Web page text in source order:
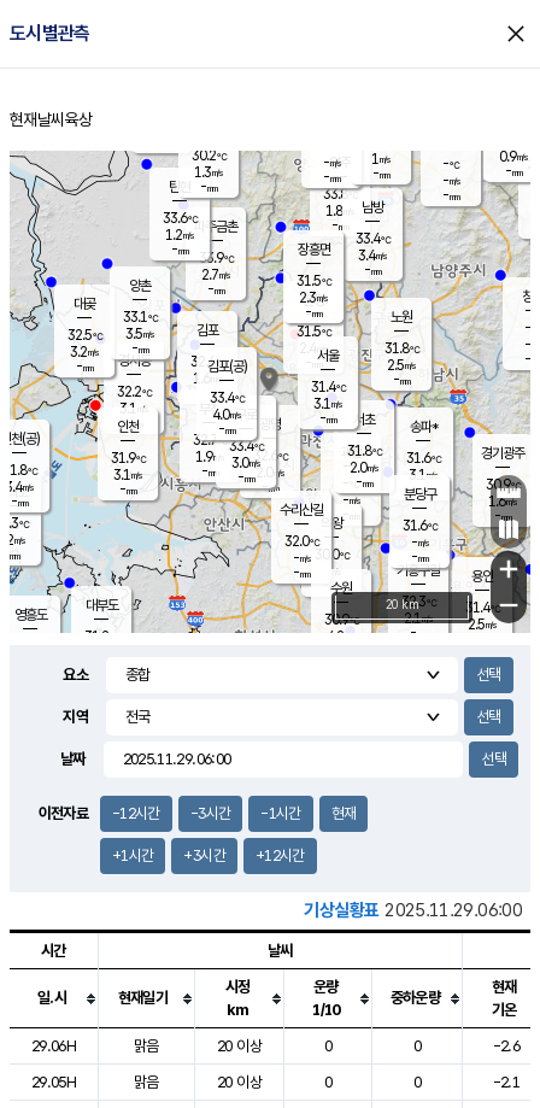
도시별관측 close
홈
현재날씨 육상
의도
℃
m/s
mm
영흥도
양주
33.8℃
1.8
-mm
과천
- ℃
-m/s
- mm
용인
31.4℃
2.5m/s
경기광주
30.9℃
1.6m/s
-mm
2.9m/s
대부도
31.2
경서동
32.2℃
3.1 m/s
-mm
파주금촌
33.9℃
2.7m/s
-mm
-℃
-m/s
-mm
대곶
32.5℃
3.2m/s
-mm
창
-
-m/
-
탄현
33.6℃
1.2m/s
-mm
0.9m/s
-mm
의왕
30.0℃
m/s
mm
김포
32.6℃
1.6 m/s
mm
광명
32.6 ℃
2.0 m/s
-mm
부천
32.7℃
1.9m/s
-mm
양촌
33.1℃
3.5m/s
-mm
구로
33.4℃
3.0m/s
-mm
은평
31.5℃
2.4 m/s
- mm
노원
31.8℃
2.5m/s
-mm
송파*
31.6℃
3.1 m/s
-mm
서초
31.8℃
2.0m/s
-mm
남방
33.4℃
3.4m/s
-mm
기흥구갈
32.3℃
2.1m/s
-
수리산길
32.0℃
-m/s
-mm
분당구
31.6℃
-m/s
-mm
장흥면
31.5℃
2.3m/s
-mm
-m/s
-mm
인천(공)
31.8℃
3.4m/s
-mm
김포(공)
33.4℃
4.0m/s
-mm
수원
30.9℃
4.2 m/s
인천
31.9℃
3.1 m/s
-mm
서울
31.4℃
3.1 m/s
-mm
30.2℃
1.3m/s
-mm
1 m/s
-mm
+
−
20 km
요소
지역
날짜
이전자료 -12시간 -3시간 -1시간 현재
+1시간 +3시간 +12시간
기상실황표 2025.11.29.06:00
도시별 기상실황표로 지점, 날씨, 기온, 강수, 바람, 기압등을 안내한 표입
시간 날씨
일.시 현재일기
시정
km
운량
1/10
중하운량
현재
기온
29.06H
맑음 20 이상 0 0
-2.6
29.05H
맑음 20 이상 0 0
-2.1